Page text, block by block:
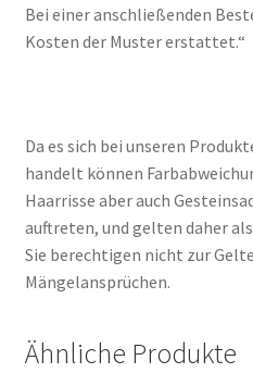
Bei einer anschließenden
Kosten der Muster erstattet.“
Da es sich bei unseren
handelt können
Haarrisse aber auch
auftreten, und gelten daher
Sie berechtigen nicht zur
Mängelansprüchen.
Ähnliche Produkte